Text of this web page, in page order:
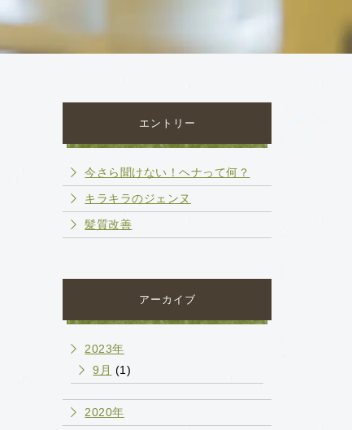
エントリー
今さら聞けない！ヘナって何？
キラキラのジェンヌ
髪質改善
アーカイブ
2023年
9月 (1)
2020年